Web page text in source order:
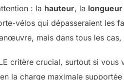
: la hauteur, la longueur
vélos qui dépasseraient les
mais dans tous les
critère crucial, surtout si
la charge maximale